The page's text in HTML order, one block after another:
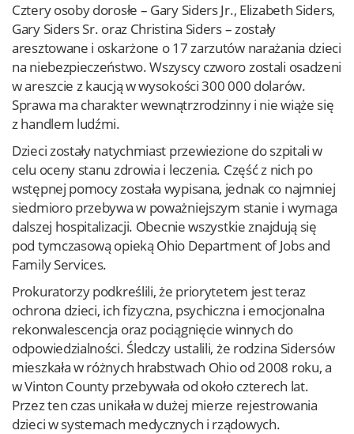
Cztery osoby dorosłe – Gary Siders Jr., Elizabeth Siders,
Gary Siders Sr. oraz Christina Siders – zostały
aresztowane i oskarżone o 17 zarzutów narażania dzieci
na niebezpieczeństwo. Wszyscy czworo zostali osadzeni
w areszcie z kaucją w wysokości 300 000 dolarów.
Sprawa ma charakter wewnątrzrodzinny i nie wiąże się
z handlem ludźmi.
Dzieci zostały natychmiast przewiezione do szpitali w
celu oceny stanu zdrowia i leczenia. Część z nich po
wstępnej pomocy została wypisana, jednak co najmniej
siedmioro przebywa w poważniejszym stanie i wymaga
dalszej hospitalizacji. Obecnie wszystkie znajdują się
pod tymczasową opieką Ohio Department of Jobs and
Family Services.
Prokuratorzy podkreślili, że priorytetem jest teraz
ochrona dzieci, ich fizyczna, psychiczna i emocjonalna
rekonwalescencja oraz pociągnięcie winnych do
odpowiedzialności. Śledczy ustalili, że rodzina Sidersów
mieszkała w różnych hrabstwach Ohio od 2008 roku, a
w Vinton County przebywała od około czterech lat.
Przez ten czas unikała w dużej mierze rejestrowania
dzieci w systemach medycznych i rządowych.